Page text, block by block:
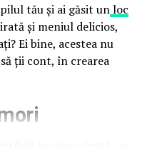
și mesaje care
sau acces gratuit la
avertisment privind
oficială prin
precum
tău și ai găsit unloc
și meniul delicios,
Ei bine, acestea nu
ții cont, în crearea